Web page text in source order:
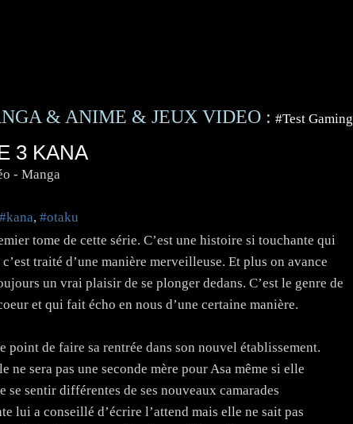
& ANIME & JEUX VIDEO : #Test Gaming
3 KANA
- Manga
#kana, #otaku
tome de cette série. C’est une histoire si touchante qui
traité d’une manière merveilleuse. Et plus on avance
un vrai plaisir de se plonger dedans. C’est le genre de
et qui fait écho en nous d’une certaine manière.
de faire sa rentrée dans son nouvel établissement.
sera pas une seconde mère pour Asa même si elle
se sentir différentes de ses nouveaux camarades
lui a conseillé d’écrire l’attend mais elle ne sait pas